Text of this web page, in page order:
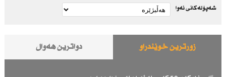
شەپۆلەکانی نەوا
زۆرترین خوێندراو دواترین هەواڵ